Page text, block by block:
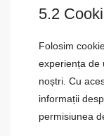
5.2
Folosim
experiența de
noștri. Cu
informații
permisiunea